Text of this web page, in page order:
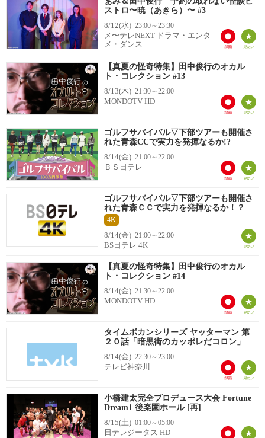
ストロ〜暁（あきら）〜 #3
8/12(水) 23:00～23:30
メ〜テレNEXT ドラマ・エンタ
メ・ダンス
【真夏の怪奇特集】田中俊行のオカル
ト・コレクション #13
8/13(木) 21:30～22:00
MONDOTV HD
ゴルフサバイバル▽下部ツアーも開催さ
れた青森CCで実力を発揮なるか!?
8/14(金) 21:00～22:00
ＢＳ日テレ
ゴルフサバイバル▽下部ツアーも開催さ
れた青森ＣＣで実力を発揮なるか！？
4K
8/14(金) 21:00～22:00
BS日テレ 4K
【真夏の怪奇特集】田中俊行のオカル
ト・コレクション #14
8/14(金) 21:30～22:00
MONDOTV HD
タイムボカンシリーズ ヤッターマン 第
２０話「暗黒街のカッポレだコロン」
8/14(金) 22:30～23:00
テレビ神奈川
小橋建太完全プロデュース大会 Fortune
Dream1 後楽園ホール [再]
8/15(土) 01:00～05:00
日テレジータス HD